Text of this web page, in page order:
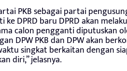
PKB sebagai partai
DPRD baru DPRD akan
calon pengganti diputuskan
DPW PKB dan DPW akan
singkat berkaitan dengan
diri,” jelasnya.